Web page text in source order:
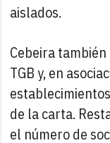
aislados.
Cebeira
TGB y, en
de la carta.
el número de